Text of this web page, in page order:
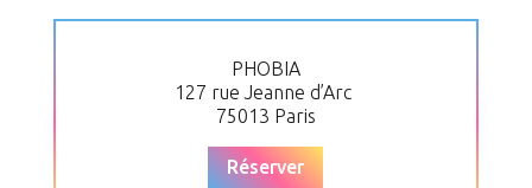
PHOBIA
127 rue Jeanne d’Arc
75013 Paris
Réserver